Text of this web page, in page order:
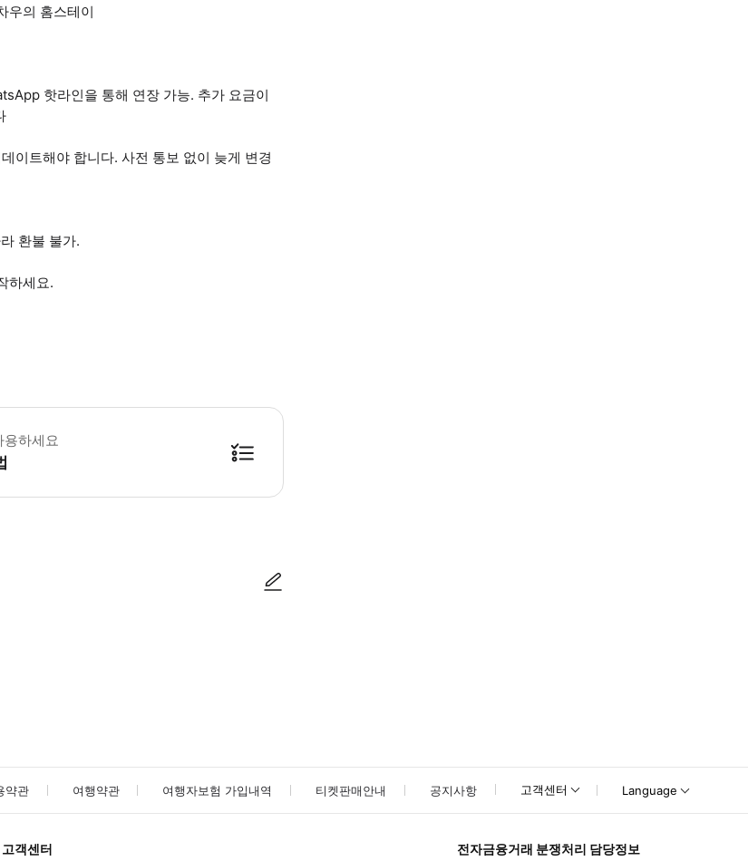
우의 홈스테이
핫라인을 통해 연장 가능. 추가 요금이
이트해야 합니다. 사전 통보 없이 늦게 변경
환불 불가.
하세요.
위해 예약 후 항공편 번호와 하차 위치(호텔 이름 또는 전체 주소)를 알려주시기 바랍니다. 2. 예약 시 제공한 연락처 정보를 이용해
용하세요
약관 여행약관 여행자보험 가입내역 티켓판매안내 공지사항 고객센터 Language
고객센터 전자금융거래 분쟁처리 담당정보